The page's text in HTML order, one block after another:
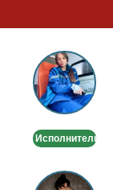
Выведение
из
запоя.
Капельница,
Исполнитель
Массаж